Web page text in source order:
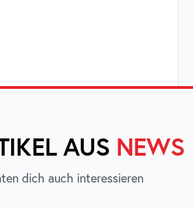
AUS NEWS
dich auch interessieren